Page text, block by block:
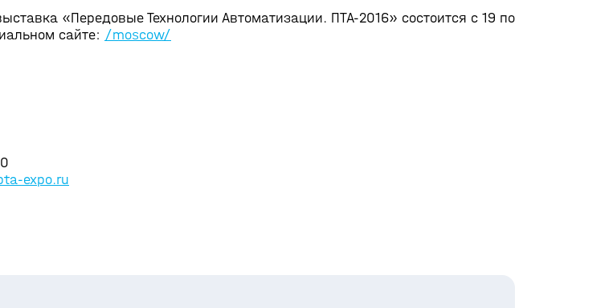
«Передовые Технологии Автоматизации. ПТА-2016» состоится с 19 по
сайте: /moscow/
expo.ru